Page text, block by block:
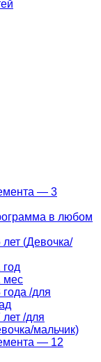
— 3
в любом
(Девочка/
мес
/для
/для
мальчик)
— 12